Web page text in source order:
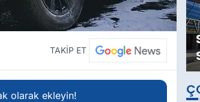
TAKİP ET
olarak ekleyin!